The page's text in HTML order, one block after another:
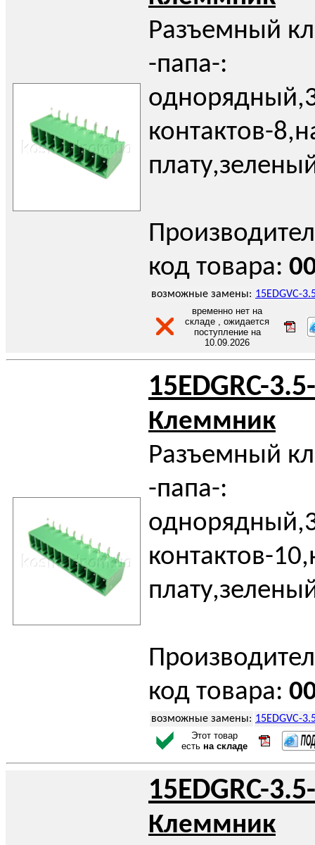
Разъемный
-папа-:
контактов-
код товара:
возможные замены: 15EDGVC-
временно нет на
складе , ожидается
поступление на
10.09.2026
15EDGRC-
Клеммник
Разъемный
-папа-:
контактов-
код товара:
возможные замены: 15EDGVC-
Этот товар
есть на складе
15EDGRC-
Клеммник